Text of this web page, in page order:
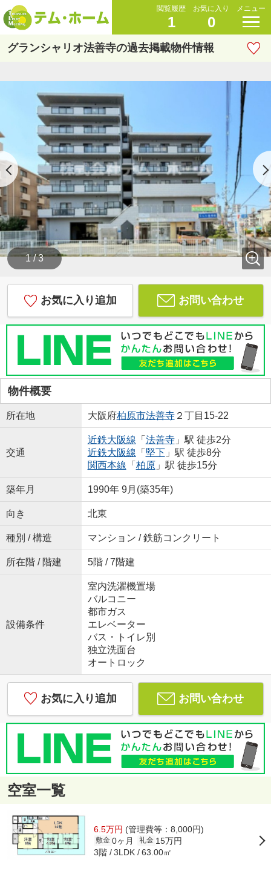
閲覧履歴
1
お気に入り
0
メニュー
グランシャリオ法善寺の過去掲載物件情報
1 / 3
お気に入り追加 お問い合わせ
物件概要
所在地 大阪府柏原市法善寺２丁目15-22
交通
近鉄大阪線 「 法善寺」駅 徒歩2分
近鉄大阪線 「 堅下」駅 徒歩8分
関西本線 「 柏原」駅 徒歩15分
築年月 1990年 9月(築35年)
向き 北東
種別 / 構造 マンション / 鉄筋コンクリート
所在階 / 階建 5階 / 7階建
設備条件
室内洗濯機置場
バルコニー
都市ガス
エレベーター
バス・トイレ別
独立洗面台
オートロック
お気に入り追加 お問い合わせ
空室一覧
6.5万円 (管理費等：8,000円)
敷金 0ヶ月 礼金 15万円
3階 3LDK 63.00㎡